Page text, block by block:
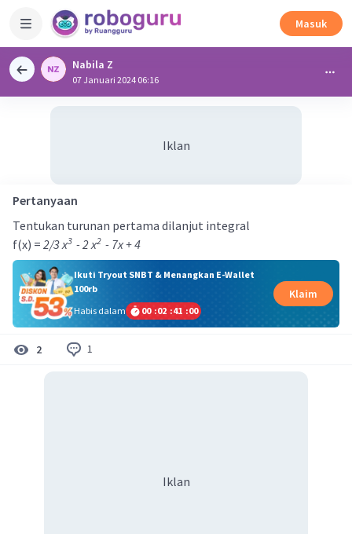
Masuk
Nabila Z
07 Januari 2024 06:16
Iklan
Pertanyaan
Tentukan turunan pertama dilanjut integral
f(x) = 2/3 x3 - 2 x2 - 7x + 4
Ikuti Tryout SNBT & Menangkan E-Wallet
100rb
Habis dalam
00 :02 :41 :00
Klaim
2 1
Iklan